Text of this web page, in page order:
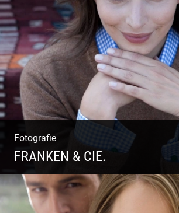
Outdoor High Fashion
Fotografie
FRANKEN & CIE.
Katalog Shooting | Moderne
Luxuriöse Mode | Country Style